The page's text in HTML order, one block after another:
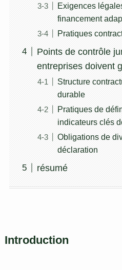
Exigences
financement
Pratiques
Points de contrôle
entreprises doivent
Structure
durable
Pratiques de
indicateurs clés
Obligations de
déclaration
résumé
Introduction